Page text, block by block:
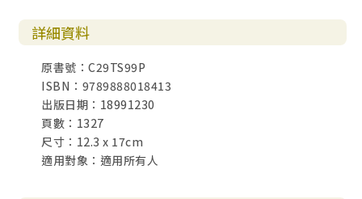
詳細資料
原書號：C29TS99P
ISBN：9789888018413
出版日期：18991230
頁數：1327
尺寸：12.3 x 17cm
適用對象：適用所有人